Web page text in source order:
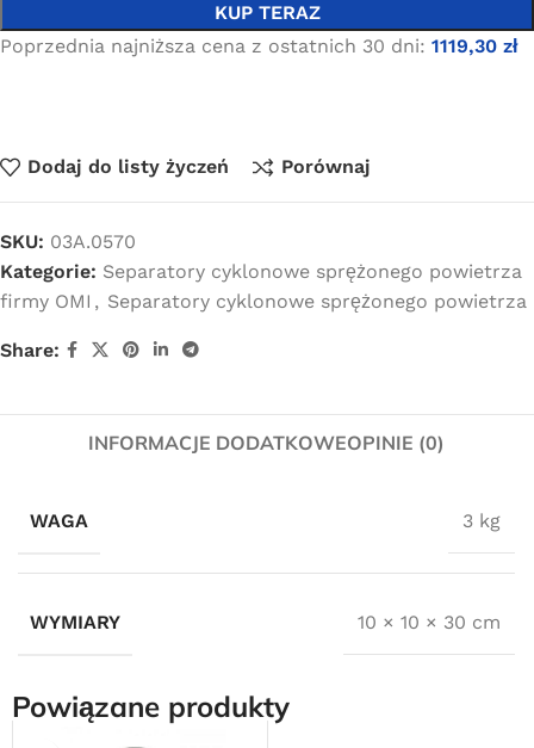
KUP TERAZ
Poprzednia najniższa cena z ostatnich 30 dni: 1119,30 zł
Dodaj do listy życzeń Porównaj
SKU: 03A.0570
Kategorie: Separatory cyklonowe sprężonego powietrza
firmy OMI , Separatory cyklonowe sprężonego powietrza
Share:
INFORMACJE DODATKOWEOPINIE (0)
WAGA 3 kg
WYMIARY 10 × 10 × 30 cm
Powiązane produkty